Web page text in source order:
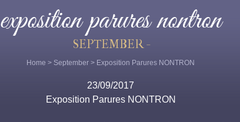
exposition parures nontron
SEPTEMBER -
Home > September > Exposition Parures NONTRON
23/09/2017
Exposition Parures NONTRON